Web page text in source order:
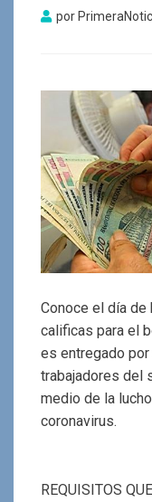
por
Conoce el día de
calificas para el
es entregado
trabajadores del
medio de la
coronavirus.
REQUISITOS